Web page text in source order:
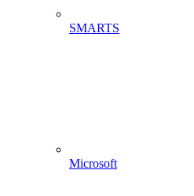
SMARTS
Microsoft